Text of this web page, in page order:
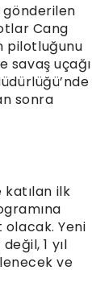
gönderilen
Cang
pilotluğunu
savaş uçağı
sonra
katılan ilk
Yeni
1 yıl
ve